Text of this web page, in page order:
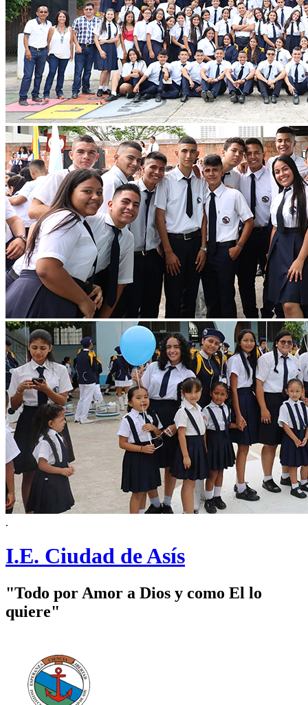
.
I.E. Ciudad de Asís
"Todo por Amor a Dios y como El lo
quiere"